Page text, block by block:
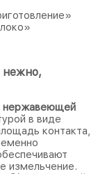
нежно,
нержавеющей
в виде
контакта,
измельчение.